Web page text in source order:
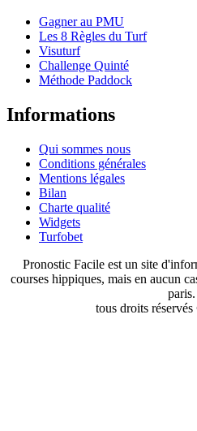
Gagner au PMU
Les 8 Règles du Turf
Visuturf
Challenge Quinté
Méthode Paddock
Informations
Qui sommes nous
Conditions générales
Mentions légales
Bilan
Charte qualité
Widgets
Turfobet
Pronostic Facile est un site
courses hippiques, mais en aucun
paris.
tous droits